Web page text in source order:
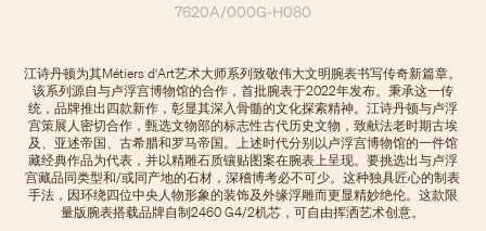
7620A/000G-H080
江诗丹顿为其Métiers d'Art艺术大师系列致敬伟大文明腕表书写传奇新篇章。
该系列源自与卢浮宫博物馆的合作，首批腕表于2022年发布。秉承这一传
统，品牌推出四款新作，彰显其深入骨髓的文化探索精神。江诗丹顿与卢浮
宫策展人密切合作，甄选文物部的标志性古代历史文物，致献法老时期古埃
及、亚述帝国、古希腊和罗马帝国。上述时代分别以卢浮宫博物馆的一件馆
藏经典作品为代表，并以精雕石质镶贴图案在腕表上呈现。要挑选出与卢浮
宫藏品同类型和/或同产地的石材，深稽博考必不可少。这种独具匠心的制表
手法，因环绕四位中央人物形象的装饰及外缘浮雕而更显精妙绝伦。这款限
量版腕表搭载品牌自制2460 G4/2机芯，可自由挥洒艺术创意。